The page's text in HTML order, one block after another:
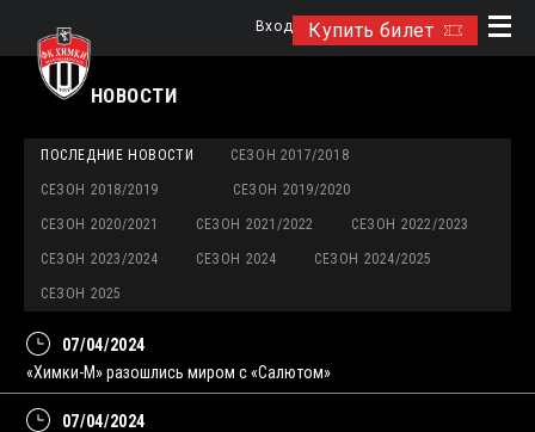
Купить билет
Вход
НОВОСТИ
ПОСЛЕДНИЕ НОВОСТИ СЕЗОН 2017/2018
СЕЗОН 2018/2019 СЕЗОН 2019/2020
СЕЗОН 2020/2021 СЕЗОН 2021/2022 СЕЗОН 2022/2023
СЕЗОН 2023/2024 СЕЗОН 2024 СЕЗОН 2024/2025
СЕЗОН 2025
07/04/2024
«Химки-М» разошлись миром с «Салютом»
07/04/2024